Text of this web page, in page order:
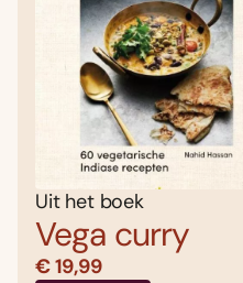
Uit het boek
Vega curry
€ 19,99